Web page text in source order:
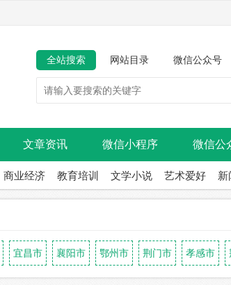
全站搜索 网站目录 微信公众号
文章资讯 微信小程序 微信公
商业经济 教育培训 文学小说 艺术爱好 新
宜昌市 襄阳市 鄂州市 荆门市 孝感市